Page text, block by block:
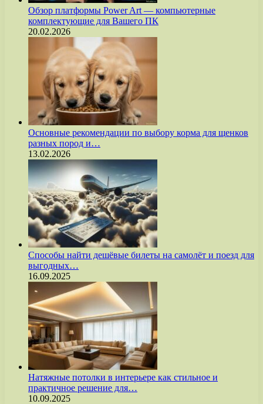
Обзор платформы Power Art — компьютерные
комплектующие для Вашего ПК
20.02.2026
Основные рекомендации по выбору корма для щенков
разных пород и…
13.02.2026
Способы найти дешёвые билеты на самолёт и поезд для
выгодных…
16.09.2025
Натяжные потолки в интерьере как стильное и
практичное решение для…
10.09.2025